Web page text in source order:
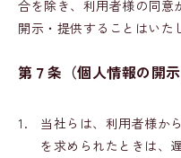
合を除き、利用者様の同意
開示・提供することはいた
第７条（個人情報の開示
1.
当社らは、利用者様か
を求められたときは、